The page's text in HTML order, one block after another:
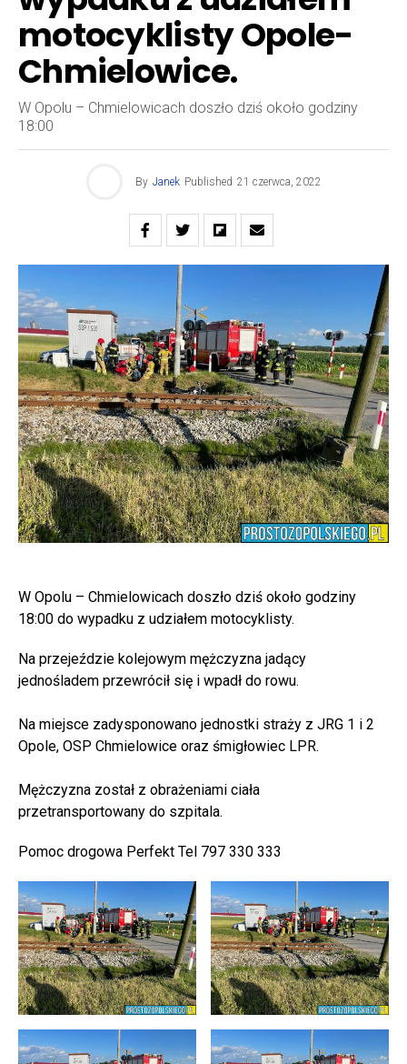
motocyklisty Opole-
Chmielowice.
W Opolu – Chmielowicach doszło dziś około godziny
18:00
By Janek Published 21 czerwca, 2022
W Opolu – Chmielowicach doszło dziś około godziny
18:00 do wypadku z udziałem motocyklisty.
Na przejeździe kolejowym mężczyzna jadący
jednośladem przewrócił się i wpadł do rowu.
Na miejsce zadysponowano jednostki straży z JRG 1 i 2
Opole, OSP Chmielowice oraz śmigłowiec LPR.
Mężczyzna został z obrażeniami ciała
przetransportowany do szpitala.
Pomoc drogowa Perfekt Tel 797 330 333